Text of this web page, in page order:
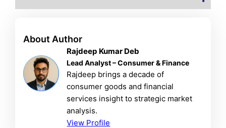
About Author
Rajdeep Kumar Deb
Lead Analyst – Consumer & Finance
Rajdeep brings a decade of
consumer goods and financial
services insight to strategic market
analysis.
View Profile